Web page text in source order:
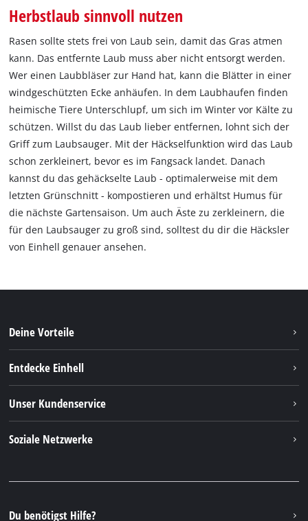
Herbstlaub sinnvoll nutzen
Rasen sollte stets frei von Laub sein, damit das Gras atmen
kann. Das entfernte Laub muss aber nicht entsorgt werden.
Wer einen Laubbläser zur Hand hat, kann die Blätter in einer
windgeschützten Ecke anhäufen. In dem Laubhaufen finden
heimische Tiere Unterschlupf, um sich im Winter vor Kälte zu
schützen. Willst du das Laub lieber entfernen, lohnt sich der
Griff zum Laubsauger. Mit der Häckselfunktion wird das Laub
schon zerkleinert, bevor es im Fangsack landet. Danach
kannst du das gehäckselte Laub - optimalerweise mit dem
letzten Grünschnitt - kompostieren und erhältst Humus für
die nächste Gartensaison. Um auch Äste zu zerkleinern, die
für den Laubsauger zu groß sind, solltest du dir die Häcksler
von Einhell genauer ansehen.
Deine Vorteile
Entdecke Einhell
Einhell Germany AG
Unser Kundenservice
Soziale Netzwerke
Instagram
Du benötigst Hilfe?